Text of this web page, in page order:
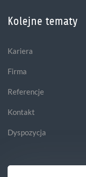
Kolejne tematy
Kariera
Firma
Referencje
Kontakt
Dyspozycja